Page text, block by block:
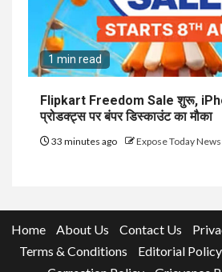
1 min read
Flipkart Freedom Sale शुरू,
प्रोडक्ट्स पर बंपर डिस्काउंट का मौका
33 minutes ago Expose Today News
Home About Us Contact Us
Terms & Conditions
Editorial Policy